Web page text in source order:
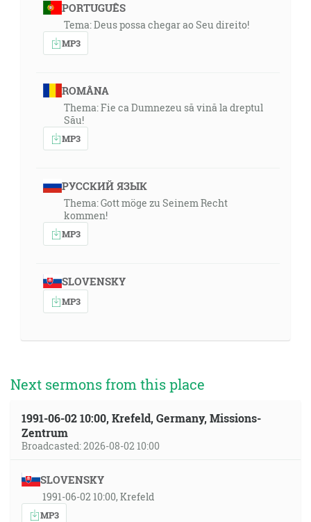
PORTUGUÊS
Tema: Deus possa chegar ao Seu direito!
MP3
ROMÂNA
Thema: Fie ca Dumnezeu să vină la dreptul
Său!
MP3
РУССКИЙ ЯЗЫК
Thema: Gott möge zu Seinem Recht
kommen!
MP3
SLOVENSKY
MP3
Next sermons from this place
1991-06-02 10:00, Krefeld, Germany, Missions-
Zentrum
Broadcasted: 2026-08-02 10:00
SLOVENSKY
1991-06-02 10:00, Krefeld
MP3